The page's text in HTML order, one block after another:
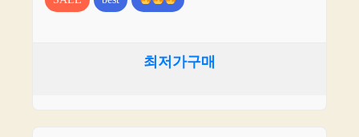
최저가구매